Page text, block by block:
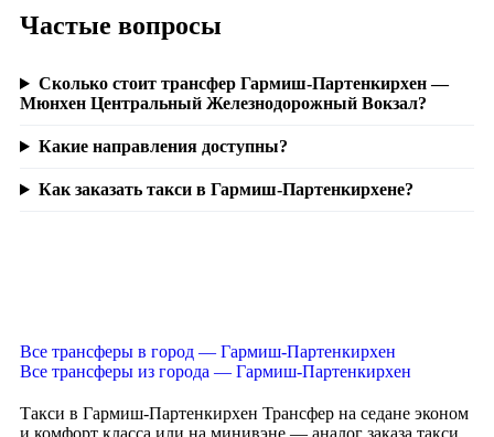
Частые вопросы
Сколько стоит трансфер Гармиш-Партенкирхен —
Мюнхен Центральный Железнодорожный Вокзал?
Какие направления доступны?
Как заказать такси в Гармиш-Партенкирхене?
Все трансферы в город — Гармиш-Партенкирхен
Все трансферы из города — Гармиш-Партенкирхен
Такси в Гармиш-Партенкирхен Трансфер на седане эконом
и комфорт класса или на минивэне — аналог заказа такси